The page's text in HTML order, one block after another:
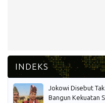
Jokowi Disebut
Bangun Kekuatan